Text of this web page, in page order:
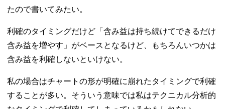
たので書いてみたい。
利確のタイミングだけど「含み益は持ち続けてできるだけ
含み益を増やす」がベースとなるけど、もちろんいつかは
含み益を利確しないといけない。
私の場合はチャートの形が明確に崩れたタイミングで利確
することが多い。そういう意味では私はテクニカル分析的